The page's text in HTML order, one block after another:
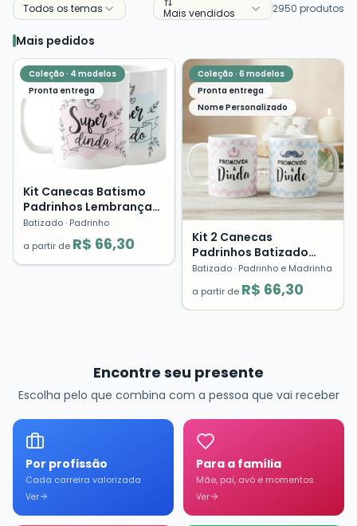
Todos os temas Mais vendidos 2950 produtos
Mais pedidos
Coleção · 4 modelos
Pronta entrega
Kit Canecas Batismo
Padrinhos Lembrança
Dinda Dindo Presente
Cerâmica
Batizado· Padrinho
a partir de R$ 66,30
Coleção · 6 modelos
Pronta entrega
Nome Personalizado
Kit 2 Canecas
Padrinhos Batizado
Crisma Lembrança
Presente Dindo Dinda
Batizado· Padrinho e Madrinha
a partir de R$ 66,30
Encontre seu presente
Escolha pelo que combina com a pessoa que vai receber
Por profissão
Cada carreira valorizada
Ver
Para a família
Mãe, pai, avó e momentos
Ver